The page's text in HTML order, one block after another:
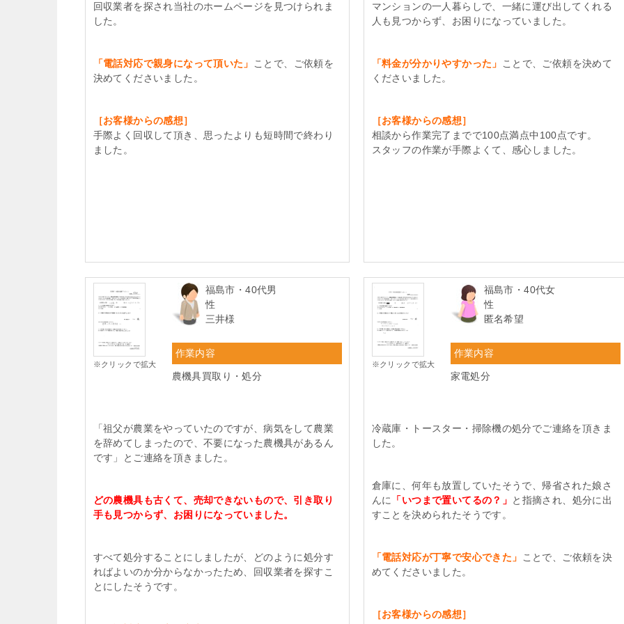
回収業者を探され当社のホームページを見つけられま
した。
「電話対応で親身になって頂いた」
ことで、ご依頼を
決めてくださいました。
［お客様からの感想］
手際よく回収して頂き、思ったよりも短時間で終わり
ました。
マンションの一人暮らしで、一緒に運び出してくれる
人も見つからず、お困りになっていました。
「料金が分かりやすかった」
ことで、ご依頼を決めて
くださいました。
［お客様からの感想］
相談から作業完了までで100点満点中100点です。
スタッフの作業が手際よくて、感心しました。
※クリックで拡大
福島市・40代男
性
三井様
作業内容
農機具買取り・処分
「祖父が農業をやっていたのですが、病気をして農業
を辞めてしまったので、不要になった農機具があるん
です」とご連絡を頂きました。
どの農機具も古くて、売却できないもので、引き取り
手も見つからず、お困りになっていました。
すべて処分することにしましたが、どのように処分す
ればよいのか分からなかったため、回収業者を探すこ
とにしたそうです。
※クリックで拡大
福島市・40代女
性
匿名希望
作業内容
家電処分
冷蔵庫・トースター・掃除機の処分でご連絡を頂きま
した。
倉庫に、何年も放置していたそうで、帰省された娘さ
んに 「いつまで置いてるの？」 と指摘され、処分に出
すことを決められたそうです。
「電話対応が丁寧で安心できた」 ことで、ご依頼を決
めてくださいました。
［お客様からの感想］